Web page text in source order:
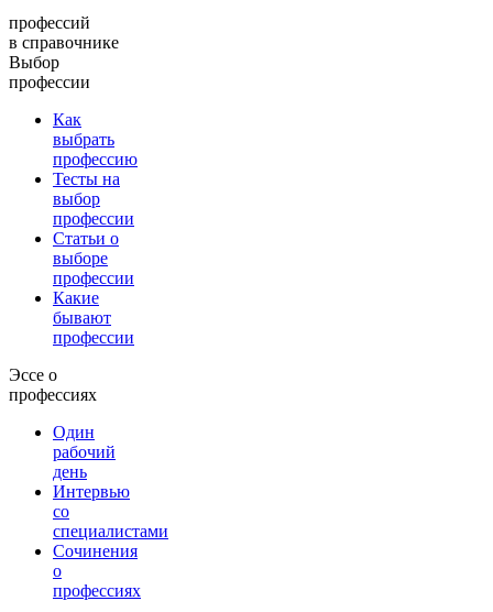
профессий
в справочнике
Выбор
профессии
Как
выбрать
профессию
Тесты на
выбор
профессии
Статьи о
выборе
профессии
Какие
бывают
профессии
Эссе о
профессиях
Один
рабочий
день
Интервью
со
специалистами
Сочинения
о
профессиях